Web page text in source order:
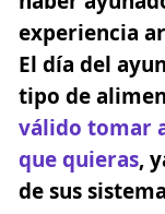
experiencia
El día del
tipo de
válido tomar
que quieras,
de sus